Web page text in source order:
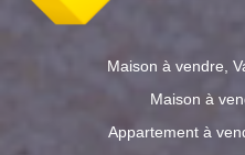
Maison à vendre,
Maison à
Appartement à